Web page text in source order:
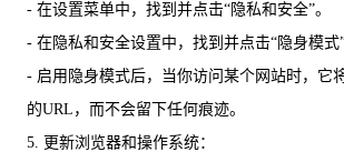
- 在设置菜单中，找到并点击“隐私和安全”。
- 在隐私和安全设置中，找到并点击“隐身模式”
- 启用隐身模式后，当你访问某个网站时，它
的URL，而不会留下任何痕迹。
5. 更新浏览器和操作系统：